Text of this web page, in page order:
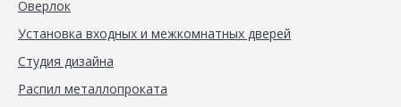
Оверлок
Установка входных и межкомнатных дверей
Студия дизайна
Распил металлопроката